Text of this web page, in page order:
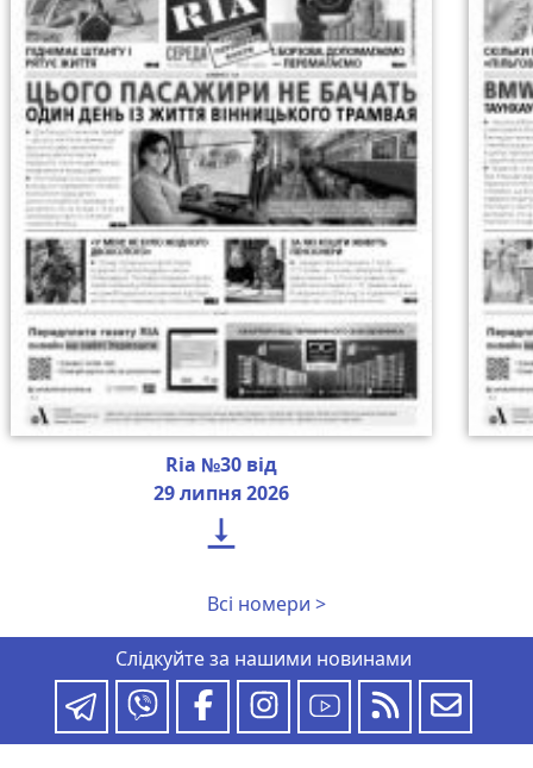
Ria №30 від
29 липня 2026

Всі номери >
Слідкуйте за нашими новинами